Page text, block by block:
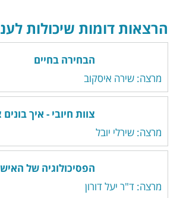
הרצאות דומות שיכולות
הבחירה בחיים
מרצה: שירה איסקוב
צוות חיובי - איך
מרצה: שירלי יובל
הפסיכולוגיה של
מרצה: ד"ר יעל דורון